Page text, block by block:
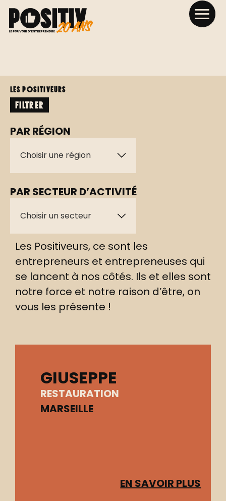
Les positiveurs
FILTRER
PAR RÉGION
Choisir une région
PAR SECTEUR D’ACTIVITÉ
Choisir un secteur
Les Positiveurs, ce sont les
entrepreneurs et entrepreneuses qui
se lancent à nos côtés. Ils et elles sont
notre force et notre raison d’être, on
vous les présente !
GIUSEPPE
RESTAURATION
MARSEILLE
EN SAVOIR PLUS